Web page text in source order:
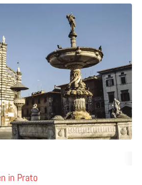
in Prato
doen en proeven in Prato